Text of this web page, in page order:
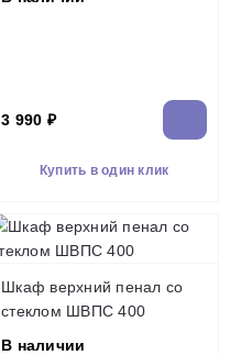
3 990 ₽
Купить в один клик
Шкаф верхний пенал со
стеклом ШВПС 400
В наличии